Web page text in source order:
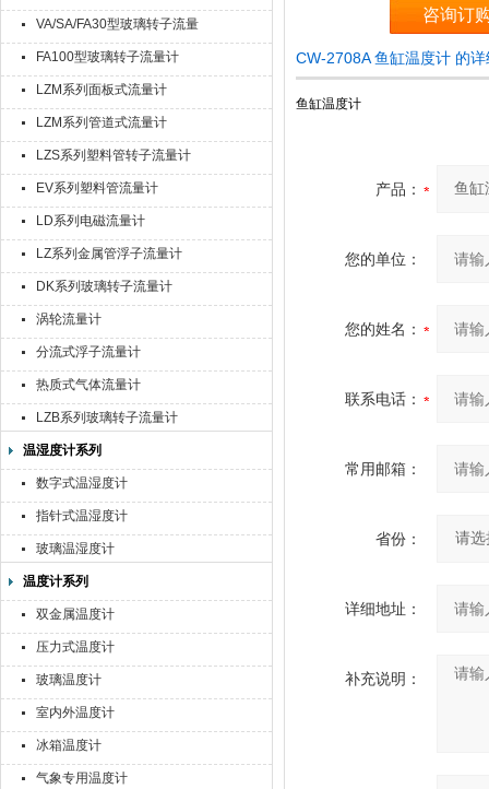
计
VA/SA/FA30型玻璃转子流量
计
FA100型玻璃转子流量计
LZM系列面板式流量计
LZM系列管道式流量计
LZS系列塑料管转子流量计
EV系列塑料管流量计
LD系列电磁流量计
LZ系列金属管浮子流量计
DK系列玻璃转子流量计
涡轮流量计
分流式浮子流量计
热质式气体流量计
LZB系列玻璃转子流量计
温湿度计系列
数字式温湿度计
指针式温湿度计
玻璃温湿度计
温度计系列
双金属温度计
压力式温度计
玻璃温度计
室内外温度计
冰箱温度计
气象专用温度计
咨询订
CW-2708A 鱼缸温度计 的
鱼缸温度计
产品：
您的单位：
您的姓名：
联系电话：
常用邮箱：
省份：
详细地址：
补充说明：